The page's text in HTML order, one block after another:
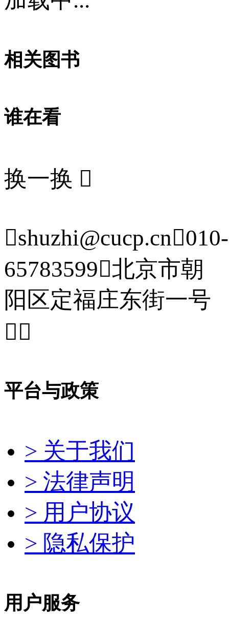
相关图书
谁在看
换一换 
shuzhi@cucp.cn010-
65783599北京市朝
阳区定福庄东街一号

平台与政策
> 关于我们
> 法律声明
> 用户协议
> 隐私保护
用户服务